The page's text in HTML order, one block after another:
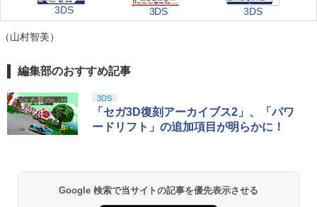
3DS 3DS 3DS
（山村智美）
編集部のおすすめ記事
3DS
「セガ3D復刻アーカイブス2」、「パワ
ードリフト」の追加項目が明らかに！
Google 検索で当サイトの記事を優先表示させる